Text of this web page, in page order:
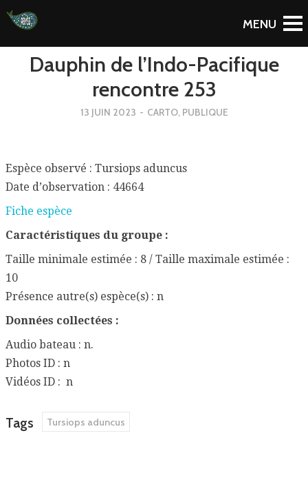
To Blog
Dauphin de l’Indo-Pacifique
rencontre 253
13 JUIN 2023 - CARTO, PUBLIQUE
Espèce observé : Tursiops aduncus
Date d’observation : 44664
Fiche espèce
Caractéristiques du groupe :
Taille minimale estimée : 8 / Taille maximale estimée :
10
Présence autre(s) espèce(s) : n
Données collectées :
Audio bateau : n.
Photos ID : n
Vidéos ID : n
Tags Tursiops aduncus